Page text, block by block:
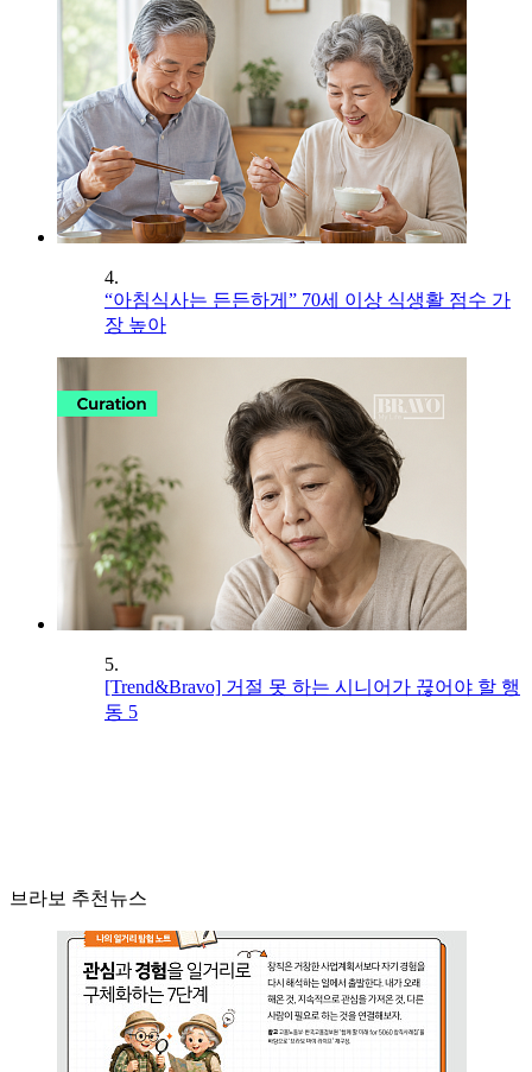
4.
“아침식사는 든든하게” 70세 이상 식생활 점수 가
장 높아
5.
[Trend&Bravo] 거절 못 하는 시니어가 끊어야 할 행
동 5
브라보 추천뉴스